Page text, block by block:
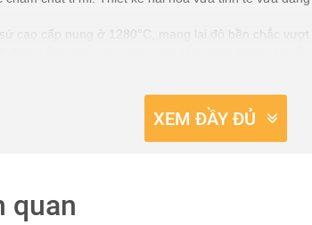
cao cấp nung ở 1280°C, mang lại độ bền chắc
sản phẩm vẫn đảm bảo tiện nghi nhờ thiết kế
XEM ĐẦY ĐỦ
quan